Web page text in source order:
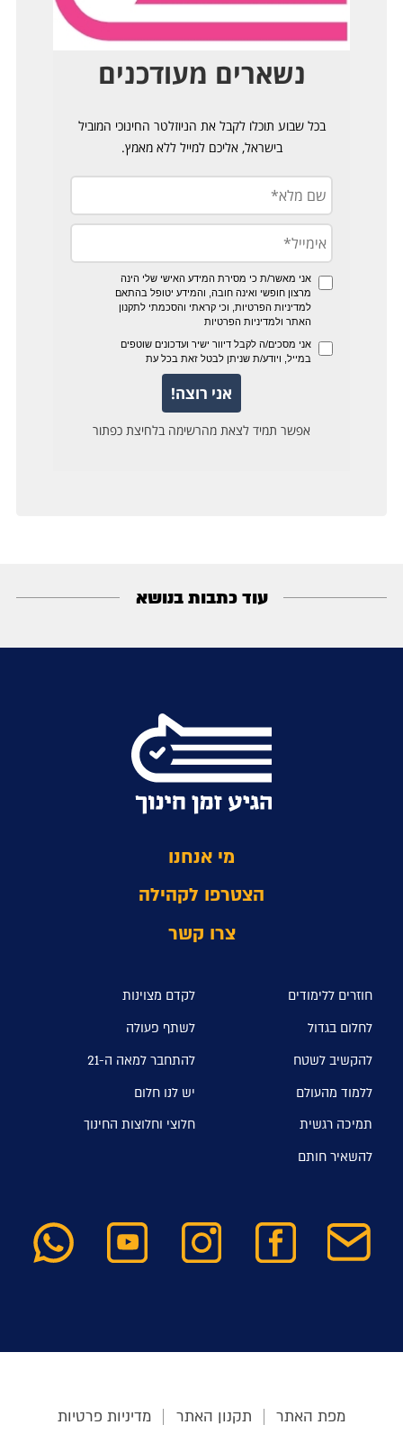
עוד כתבות בנושא
מי אנחנו
הצטרפו לקהילה
צרו קשר
חוזרים ללימודים
לקדם מצוינות
לחלום בגדול
לשתף פעולה
להקשיב לשטח
להתחבר למאה ה-21
ללמוד מהעולם
יש לנו חלום
תמיכה רגשית
חלוצי וחלוצות החינוך
להשאיר חותם
מפת האתר תקנון האתר מדיניות פרטיות